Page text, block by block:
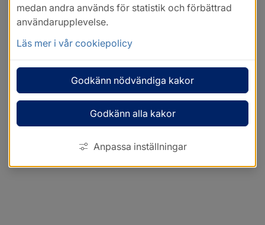
medan andra används för statistik och förbättrad
användarupplevelse.
Läs mer i vår cookiepolicy
Godkänn nödvändiga kakor
Godkänn alla kakor
Anpassa inställningar